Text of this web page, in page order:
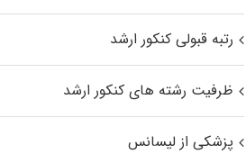
رتبه قبولی کنکور ارشد
ظرفیت رشته های کنکور ارشد
پزشکی از لیسانس